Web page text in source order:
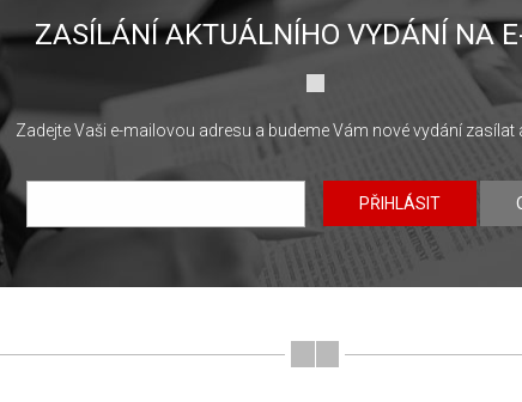
ZASÍLÁNÍ AKTUÁLNÍHO VYDÁNÍ NA
Zadejte Vaši e-mailovou adresu a budeme Vám nové vydání zasílat
PŘIHLÁSIT